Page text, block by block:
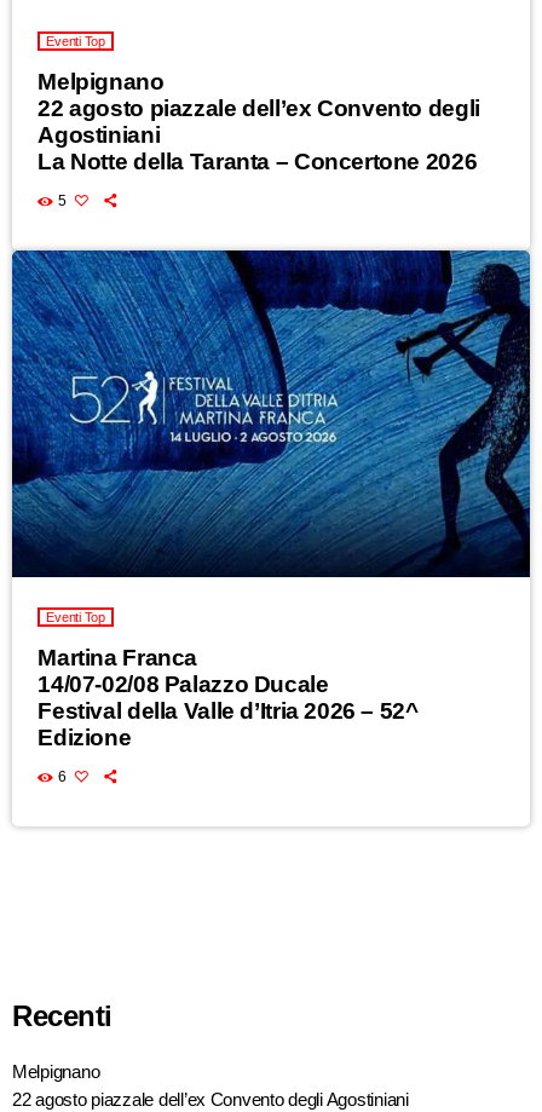
Eventi Top
Melpignano
22 agosto piazzale dell’ex Convento degli
Agostiniani
La Notte della Taranta – Concertone 2026
5
Eventi Top
Martina Franca
14/07-02/08 Palazzo Ducale
Festival della Valle d’Itria 2026 – 52^
Edizione
6
Recenti
Melpignano
22 agosto piazzale dell’ex Convento degli Agostiniani